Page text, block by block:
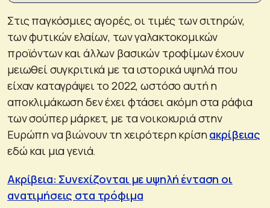
Στις παγκόσμιες αγορές, οι τιμές των σιτηρών,
των φυτικών ελαίων, των γαλακτοκομικών
προϊόντων και άλλων βασικών τροφίμων έχουν
μειωθεί συγκριτικά με τα ιστορικά υψηλά που
είχαν καταγράψει το 2022, ωστόσο αυτή η
αποκλιμάκωση δεν έχει φτάσει ακόμη στα ράφια
των σούπερ μάρκετ, με τα νοικοκυριά στην
Ευρώπη να βιώνουν τη χειρότερη κρίσηακρίβειας
εδώ και μια γενιά.
Ακρίβεια: Συνεχίζονται με υψηλή ένταση οι
ανατιμήσεις στα τρόφιμα